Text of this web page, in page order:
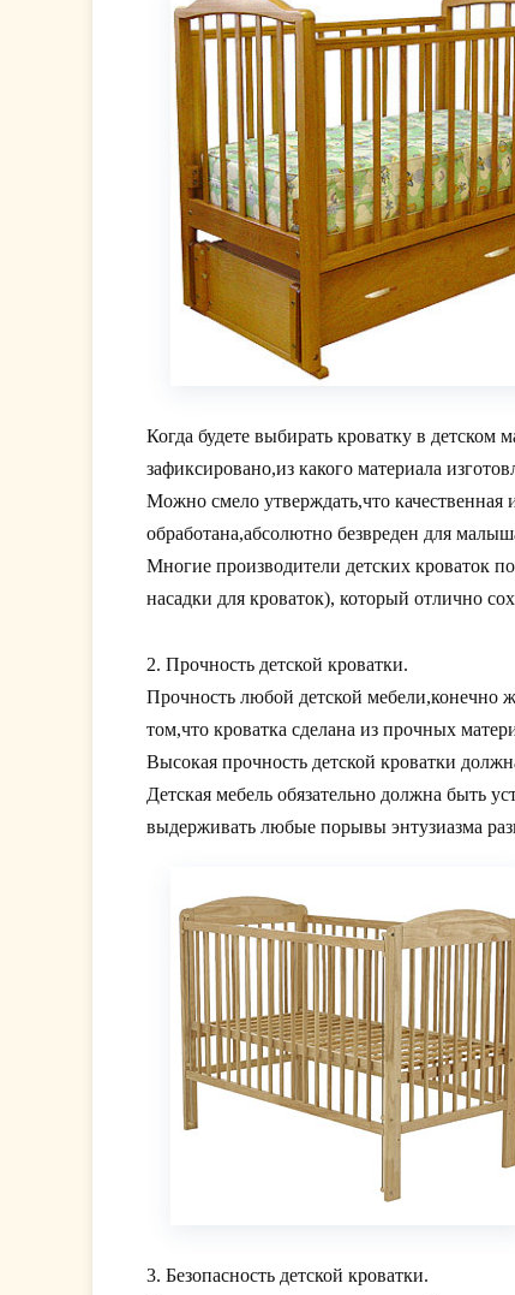
Когда будете выбирать кроватку в детском
зафиксировано,из какого материала
Можно смело утверждать,что качественная
обработана,абсолютно безвреден для
Многие производители детских кроваток
насадки для кроваток), который отлично
2. Прочность детской кроватки.
Прочность любой детской мебели,конечно
том,что кроватка сделана из прочных
Высокая прочность детской кроватки
Детская мебель обязательно должна быть
выдерживать любые порывы энтузиазма
3. Безопасность детской кроватки.